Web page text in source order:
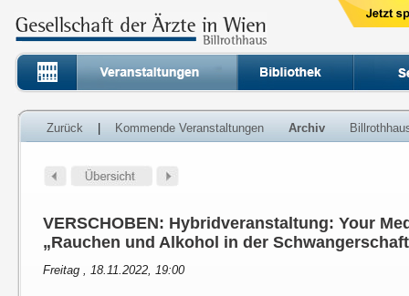
Zurück Kommende Veranstaltungen Archiv
VERSCHOBEN: Hybridveranstaltung: Your
„Rauchen und Alkohol in der
Freitag , 18.11.2022, 19:00